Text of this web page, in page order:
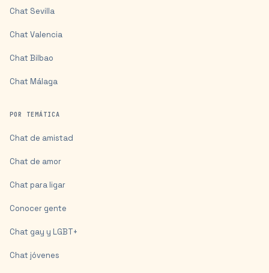
Chat Sevilla
Chat Valencia
Chat Bilbao
Chat Málaga
POR TEMÁTICA
Chat de amistad
Chat de amor
Chat para ligar
Conocer gente
Chat gay y LGBT+
Chat jóvenes